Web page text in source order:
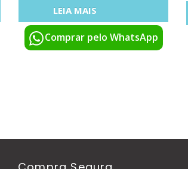
LEIA MAIS
Comprar pelo WhatsApp